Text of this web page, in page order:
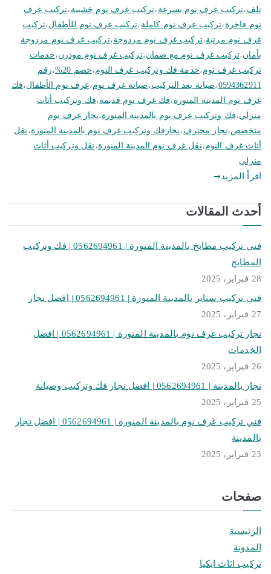
تلف ،تركيب غرف نوم بسرعة ،تركيب غرف نوم خشبية ،تركيب غرف
نوم فاخرة ،تركيب غرف نوم كاملة ،تركيب غرف نوم للأطفال،تركيب
غرف نوم مرتبة،تركيب غرف نوم مزدوجة،تركيب غرف نوم مزدوجة
بأمان،تركيب غرف نوم مع ضمان،تركيب غرف نوم مودرن،خدمات
تركيب غرف نوم،خدمة فك وتركيب غرف النوم،خصم 20% ،رقم
0594362911،صيانة بعد التركيب، صيانة غرف نوم،غرف نوم الأطفال،فك
غرف نوم المدينة المنورة ،فك غرف نوم قديمة،فك وتركيب أثاث
منزلي،فك وتركيب غرف نوم بالمدينة المنورة،نجار غرف نوم
متخصص،نجار محترف ،نجارفك وتركيب غرف نوم بالمدينة المنورة، نقل
أثاث غرف النوم،نقل غرف نوم المدينة المنورة، نقل وتركيب أثاث
منزلي
اقرأ المزيد
أحدث المقالات
فني تركيب مطابخ بالمدينة المنورة | 0562694961 | فك وتركيب
المطابخ
28 فبراير، 2025
فني تركيب ستاير بالمدينة المنورة | 0562694961 | افضل نجار
27 فبراير، 2025
نجار تركيب غرف نوم بالمدينة المنورة | 0562694961 | افضل
الخدمات
26 فبراير، 2025
نجار بالمدينة | 0562694961 | افضل نجار فك وتركيب وصيانة
25 فبراير، 2025
فني تركيب غرف نوم بالمدينة المنورة | 0562694961 | افضل نجار
بالمدينة
23 فبراير، 2025
صفحات
الرئيسية
المدونة
تركيب اثاث ايكيا